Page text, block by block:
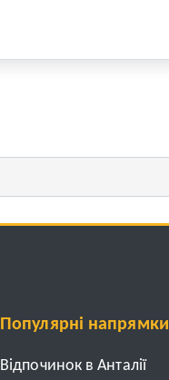
Популярні напрямки
Відпочинок в Анталії